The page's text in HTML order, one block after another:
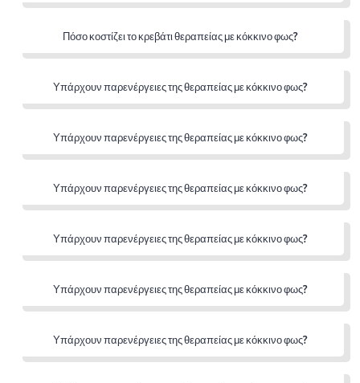
Πόσο κοστίζει το κρεβάτι θεραπείας με κόκκινο φως?
Υπάρχουν παρενέργειες της θεραπείας με κόκκινο φως?
Υπάρχουν παρενέργειες της θεραπείας με κόκκινο φως?
Υπάρχουν παρενέργειες της θεραπείας με κόκκινο φως?
Υπάρχουν παρενέργειες της θεραπείας με κόκκινο φως?
Υπάρχουν παρενέργειες της θεραπείας με κόκκινο φως?
Υπάρχουν παρενέργειες της θεραπείας με κόκκινο φως?